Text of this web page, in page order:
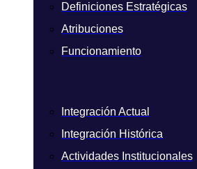
Definiciones Estratégicas
Atribuciones
Funcionamiento
Integración Actual
Integración Histórica
Actividades Institucionales